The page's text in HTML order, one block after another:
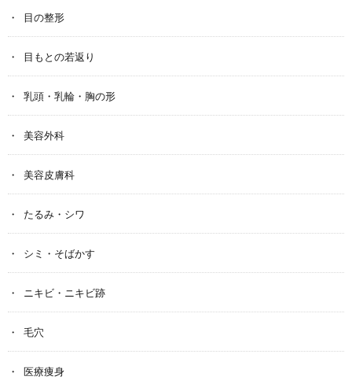
目の整形
目もとの若返り
乳頭・乳輪・胸の形
美容外科
美容皮膚科
たるみ・シワ
シミ・そばかす
ニキビ・ニキビ跡
毛穴
医療痩身